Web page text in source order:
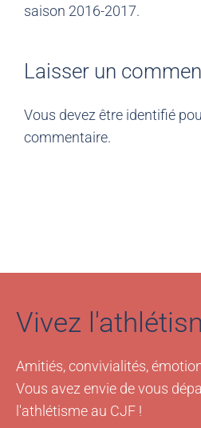
saison 2016-2017.
Laisser un
Vous devez être identifié
commentaire.
Vivez
Amitiés, convivialités,
Vous avez envie de vous
l'athlétisme au CJF !